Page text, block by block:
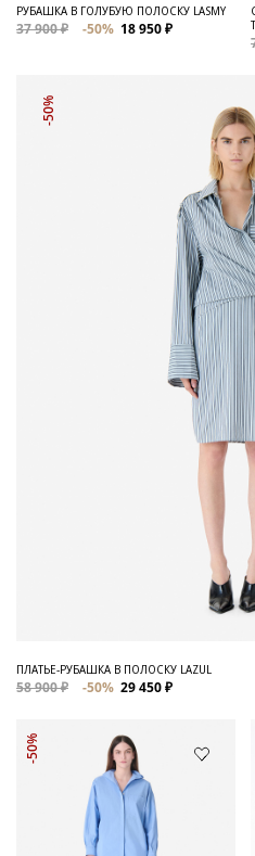
РУБАШКА В ГОЛУБУЮ ПОЛОСКУ LASMY
37 900 ₽ -50% 18 950 ₽
-50%
ПЛАТЬЕ-РУБАШКА В ПОЛОСКУ LAZUL
58 900 ₽ -50% 29 450 ₽
-50%